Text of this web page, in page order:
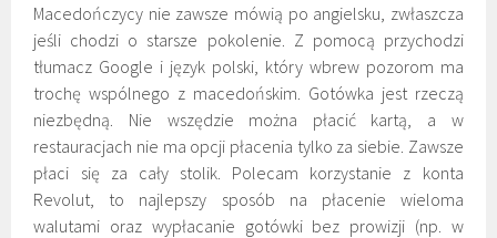
Macedończycy nie zawsze mówią po angielsku, zwłaszcza
jeśli chodzi o starsze pokolenie. Z pomocą przychodzi
tłumacz Google i język polski, który wbrew pozorom ma
trochę wspólnego z macedońskim. Gotówka jest rzeczą
niezbędną. Nie wszędzie można płacić kartą, a w
restauracjach nie ma opcji płacenia tylko za siebie. Zawsze
płaci się za cały stolik. Polecam korzystanie z konta
Revolut, to najlepszy sposób na płacenie wieloma
walutami oraz wypłacanie gotówki bez prowizji (np. w